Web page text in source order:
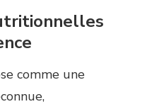
comme une